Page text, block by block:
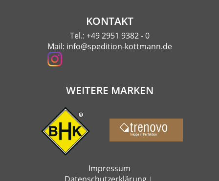
KONTAKT
Tel.: +49 2951 9382 - 0
Mail: info@spedition-kottmann.de
WEITERE MARKEN
Impressum